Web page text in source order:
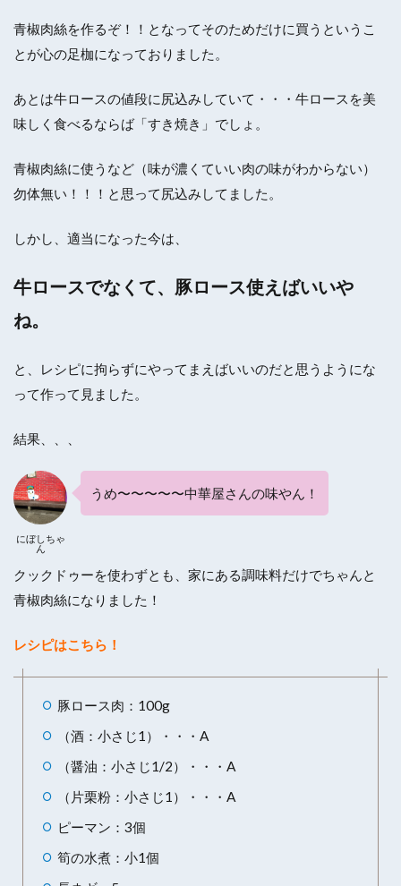
青椒肉絲を作るぞ！！となってそのためだけに買うというこ
とが心の足枷になっておりました。
あとは牛ロースの値段に尻込みしていて・・・牛ロースを美
味しく食べるならば「すき焼き」でしょ。
青椒肉絲に使うなど（味が濃くていい肉の味がわからない）
勿体無い！！！と思って尻込みしてました。
しかし、適当になった今は、
牛ロースでなくて、豚ロース使えばいいや
ね。
と、レシピに拘らずにやってまえばいいのだと思うようにな
って作って見ました。
結果、、、
にぼしちゃ
ん
うめ〜〜〜〜〜中華屋さんの味やん！
クックドゥーを使わずとも、家にある調味料だけでちゃんと
青椒肉絲になりました！
レシピはこちら！
豚ロース肉：100g
（酒：小さじ1）・・・A
（醤油：小さじ1/2）・・・A
（片栗粉：小さじ1）・・・A
ピーマン：3個
筍の水煮：小1個